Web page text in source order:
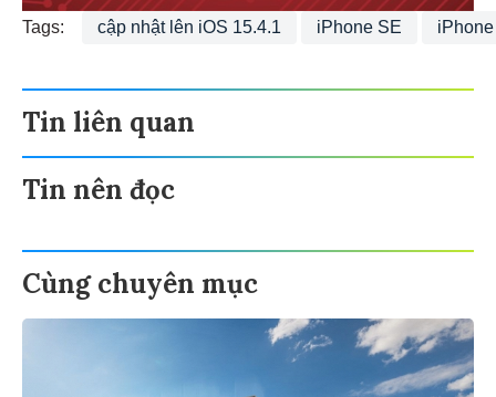
Tags: cập nhật lên iOS 15.4.1 iPhone SE
Tin liên quan
Tin nên đọc
Cùng chuyên mục